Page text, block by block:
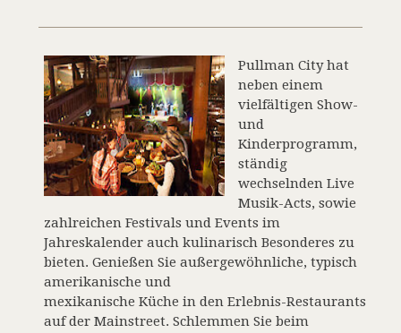
Pullman City hat
neben einem
vielfältigen Show-
und
Kinderprogramm,
ständig
wechselnden Live
Musik-Acts, sowie
zahlreichen Festivals und Events im
Jahreskalender auch kulinarisch Besonderes zu
bieten. Genießen Sie außergewöhnliche, typisch
amerikanische und
mexikanische Küche in den Erlebnis-Restaurants
auf der Mainstreet. Schlemmen Sie beim